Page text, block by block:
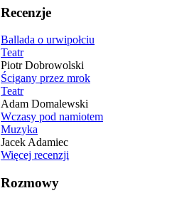
Recenzje
Ballada o urwipołciu
Teatr
Piotr Dobrowolski
Ścigany przez mrok
Teatr
Adam Domalewski
Wczasy pod namiotem
Muzyka
Jacek Adamiec
Więcej recenzji
Rozmowy